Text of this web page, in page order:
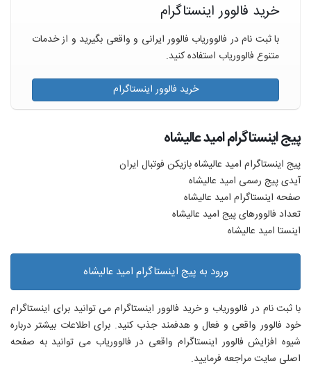
خرید فالوور اینستاگرام
با ثبت نام در فالووریاب فالوور ایرانی و واقعی بگیرید و از خدمات
متنوع فالووریاب استفاده کنید.
خرید فالوور اینستاگرام
پیج اینستاگرام اميد عاليشاه
پیج اینستاگرام اميد عاليشاه بازیکن فوتبال ایران
آیدی پیج رسمی اميد عاليشاه
صفحه اینستاگرام اميد عاليشاه
تعداد فالوورهای پیج اميد عاليشاه
اینستا اميد عاليشاه
ورود به پیج اینستاگرام اميد عاليشاه
با ثبت نام در فالووریاب و خرید فالوور اینستاگرام می توانید برای اینستاگرام
خود فالوور واقعی و فعال و هدفمند جذب کنید. برای اطلاعات بیشتر درباره
شیوه افزایش فالوور اینستاگرام واقعی در فالووریاب می توانید به صفحه
اصلی سایت مراجعه فرمایید.